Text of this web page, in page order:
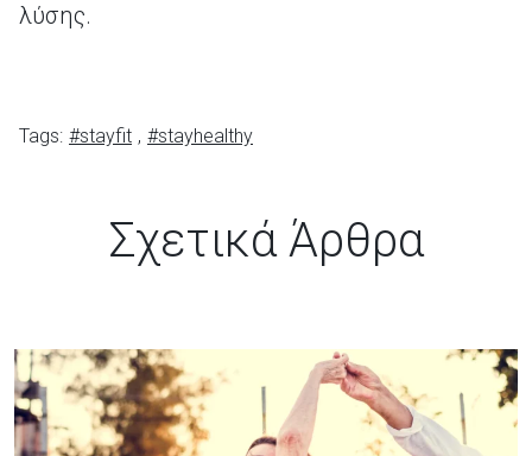
λύσης.
Tags: #stayfit , #stayhealthy
Σχετικά Άρθρα